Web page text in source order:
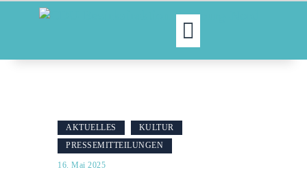
AKTUELLES
NORDAKTUELL
THEMEN
AKTUELLES
KULTUR
PRESSEMITTEILUNGEN
16. Mai 2025